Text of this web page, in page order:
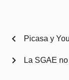
chevron_left Picasa y
La SGAE
chevron_right